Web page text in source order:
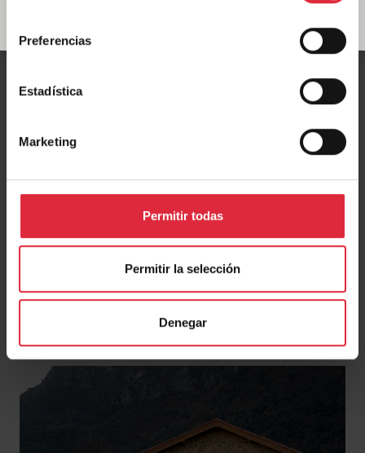
Preferencias
Estadística
Marketing
Permitir todas
Permitir la selección
Denegar